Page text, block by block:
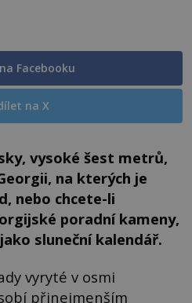
Facebooku
na X
vysoké šest metrů,
na kterých je
nebo chcete-li
poradní kameny,
sluneční kalendář.
vyryté v osmi
přinejmenším